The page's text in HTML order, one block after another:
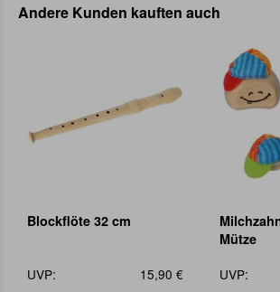
Andere Kunden kauften auch
Blockflöte 32 cm
UVP: 15,90 €
Mütze
UVP: